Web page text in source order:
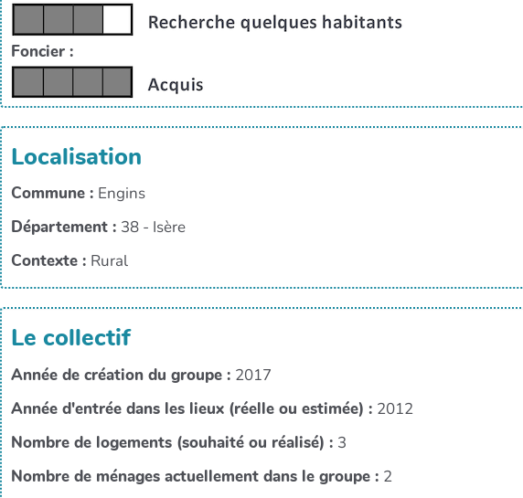
Foncier :
Localisation
Commune : Engins
Département : 38 - Isère
Contexte : Rural
Le collectif
Année de création du groupe : 2017
Année d'entrée dans les lieux (réelle ou estimée) : 2012
Nombre de logements (souhaité ou réalisé) : 3
Nombre de ménages actuellement dans le groupe : 2